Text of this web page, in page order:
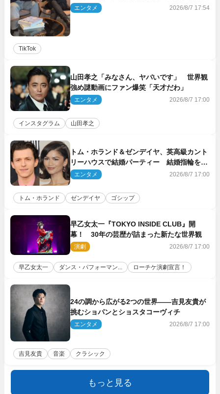
エンタメ 2026/8/7 17:54
TikTok
山田孝之「みなさん、ヤバいです」 世界観
強め謎動画にファン爆笑「天才だわ」
エンタメ 2026/8/7 17:00
インスタグラム 山田孝之
トム・ホランド＆ゼンデイヤ、英高級カント
リーハウスで結婚パーティー 結婚指輪を身
に着けたトムも初キャッチ
エンタメ 2026/8/7 17:00
トム・ホランド ゼンデイヤ ゴシップ
早乙女太一『TOKYO INSIDE CLUB』開
幕！ 30年の芸歴が詰まった新たな世界観
演劇 2026/8/7 17:00
早乙女太一 ダンス・パフォーマン... ローチケ演劇宣言！
24の調から広がる2つの世界――吉見友貴が
挑むショパンとショスタコーヴィチ
エンタメ 2026/8/7 17:00
吉見友貴 音楽 クラシック
もっと見る